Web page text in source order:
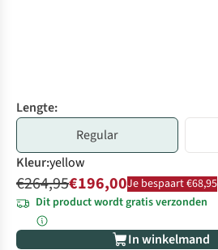
Lengte:
Regular
Kleur:yellow
€264,95€196,00Je bespaart €68,95
Dit product wordt gratis verzonden
In winkelmand